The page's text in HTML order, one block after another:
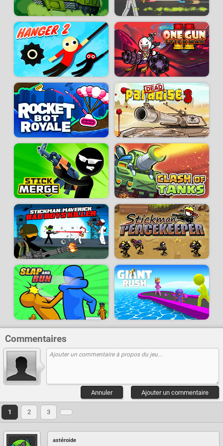
Commentaires
Ajouter un commentaire
Annuler
1 2 3
astéroide